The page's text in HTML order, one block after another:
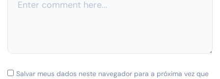
Salvar meus dados neste navegador para a próxima vez que